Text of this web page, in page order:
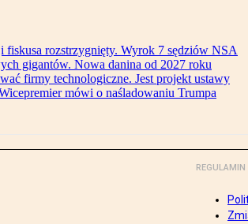
fiskusa rozstrzygnięty. Wyrok 7 sędziów NSA
gigantów. Nowa danina od 2027 roku
firmy technologiczne. Jest projekt ustawy
mówi o naśladowaniu Trumpa
REGULAMIN